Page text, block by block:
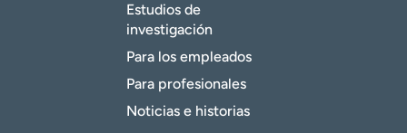
Estudios de
investigación
Para los empleados
Para profesionales
Noticias e historias